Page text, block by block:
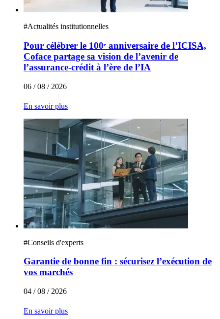
#Actualités institutionnelles
Pour célébrer le 100ᵉ anniversaire de l’ICISA,
Coface partage sa vision de l’avenir de
l’assurance-crédit à l’ère de l’IA
06 / 08 / 2026
En savoir plus
#Conseils d'experts
Garantie de bonne fin : sécurisez l’exécution de
vos marchés
04 / 08 / 2026
En savoir plus